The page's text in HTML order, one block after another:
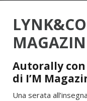
Autorally
di I’M
Una serata